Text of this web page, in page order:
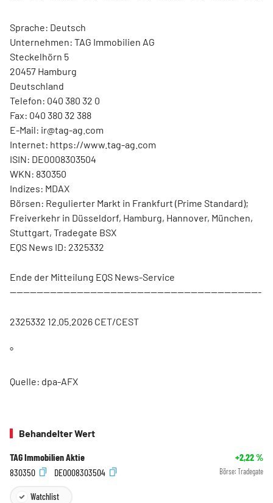
Sprache: Deutsch
Unternehmen: TAG Immobilien AG
Steckelhörn 5
20457 Hamburg
Deutschland
Telefon: 040 380 32 0
Fax: 040 380 32 388
E-Mail: ir@tag-ag.com
Internet: https://www.tag-ag.com
ISIN: DE0008303504
WKN: 830350
Indizes: MDAX
Börsen: Regulierter Markt in Frankfurt (Prime Standard);
Freiverkehr in Düsseldorf, Hamburg, Hannover, München,
Stuttgart, Tradegate BSX
EQS News ID: 2325332
Ende der Mitteilung EQS News-Service
---------------------------------------------------------------------------
2325332 12.05.2026 CET/CEST
°
Quelle: dpa-AFX
Behandelter Wert
TAG Immobilien Aktie +2,22%
830350
DE0008303504 Börse: Tradegate
Watchlist